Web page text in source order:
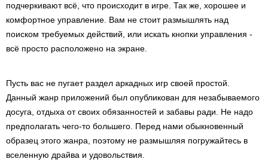
подчеркивают всё, что происходит в игре. Так же, хорошее и
комфортное управление. Вам не стоит размышлять над
поиском требуемых действий, или искать кнопки управления -
всё просто расположено на экране.
Пусть вас не пугает раздел аркадных игр своей простой.
Данный жанр приложений был опубликован для незабываемого
досуга, отдыха от своих обязанностей и забавы ради. Не надо
предполагать чего-то большего. Перед нами обыкновенный
образец этого жанра, поэтому не размышляя погружайтесь в
вселенную драйва и удовольствия.